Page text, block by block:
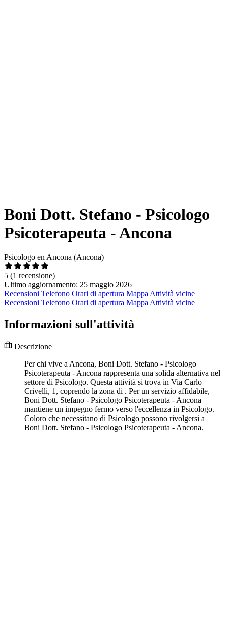
Boni Dott. Stefano - Psicologo
Psicoterapeuta - Ancona
Psicologo en Ancona (Ancona)
5 (1 recensione)
Ultimo aggiornamento: 25 maggio 2026
Recensioni Telefono Orari di apertura Mappa Attività vicine
Recensioni Telefono Orari di apertura Mappa Attività vicine
Informazioni sull'attività
Descrizione
Per chi vive a Ancona, Boni Dott. Stefano - Psicologo
Psicoterapeuta - Ancona rappresenta una solida alternativa nel
settore di Psicologo. Questa attività si trova in Via Carlo
Crivelli, 1, coprendo la zona di . Per un servizio affidabile,
Boni Dott. Stefano - Psicologo Psicoterapeuta - Ancona
mantiene un impegno fermo verso l'eccellenza in Psicologo.
Coloro che necessitano di Psicologo possono rivolgersi a
Boni Dott. Stefano - Psicologo Psicoterapeuta - Ancona.